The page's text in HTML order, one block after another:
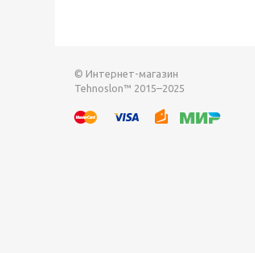
© Интернет-магазин
Tehnoslon™ 2015–2025